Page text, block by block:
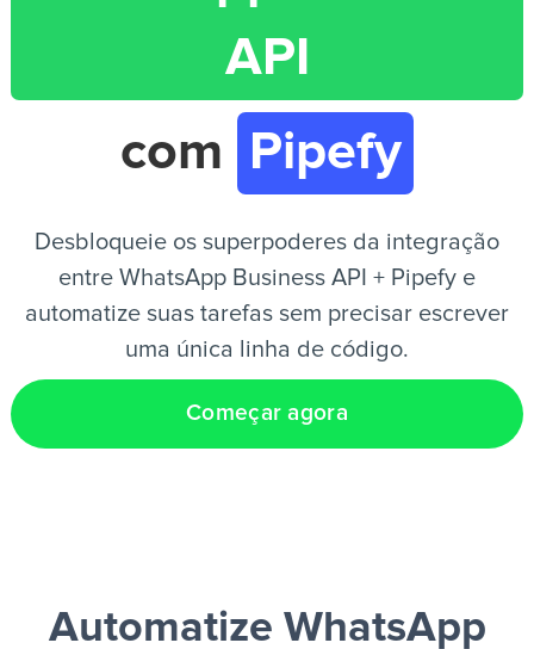
PT
API
com
Pipefy
Desbloqueie os superpoderes da integração
entre WhatsApp Business API + Pipefy e
automatize suas tarefas sem precisar escrever
uma única linha de código.
Começar agora
Automatize WhatsApp